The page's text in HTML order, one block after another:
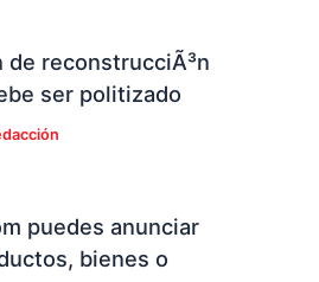
de reconstrucciÃ³n
ser politizado
puedes anunciar
bienes o